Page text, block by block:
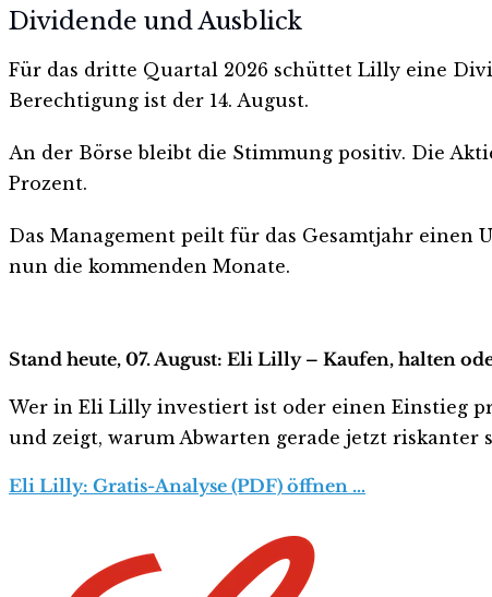
Dividende und Ausblick
Für das dritte Quartal 2026 schüttet Lilly eine
Berechtigung ist der 14. August.
An der Börse bleibt die Stimmung positiv. Die
Prozent.
Das Management peilt für das Gesamtjahr einen
nun die kommenden Monate.
Stand heute, 07. August: Eli Lilly – Kaufen, halten
Wer in Eli Lilly investiert ist oder einen Einstieg
und zeigt, warum Abwarten gerade jetzt riskanter
Eli Lilly: Gratis-Analyse (PDF) öffnen …